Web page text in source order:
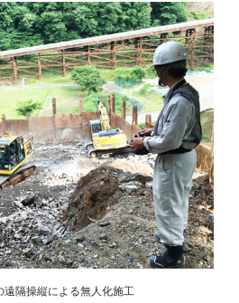
遠隔操縦による無人化施工